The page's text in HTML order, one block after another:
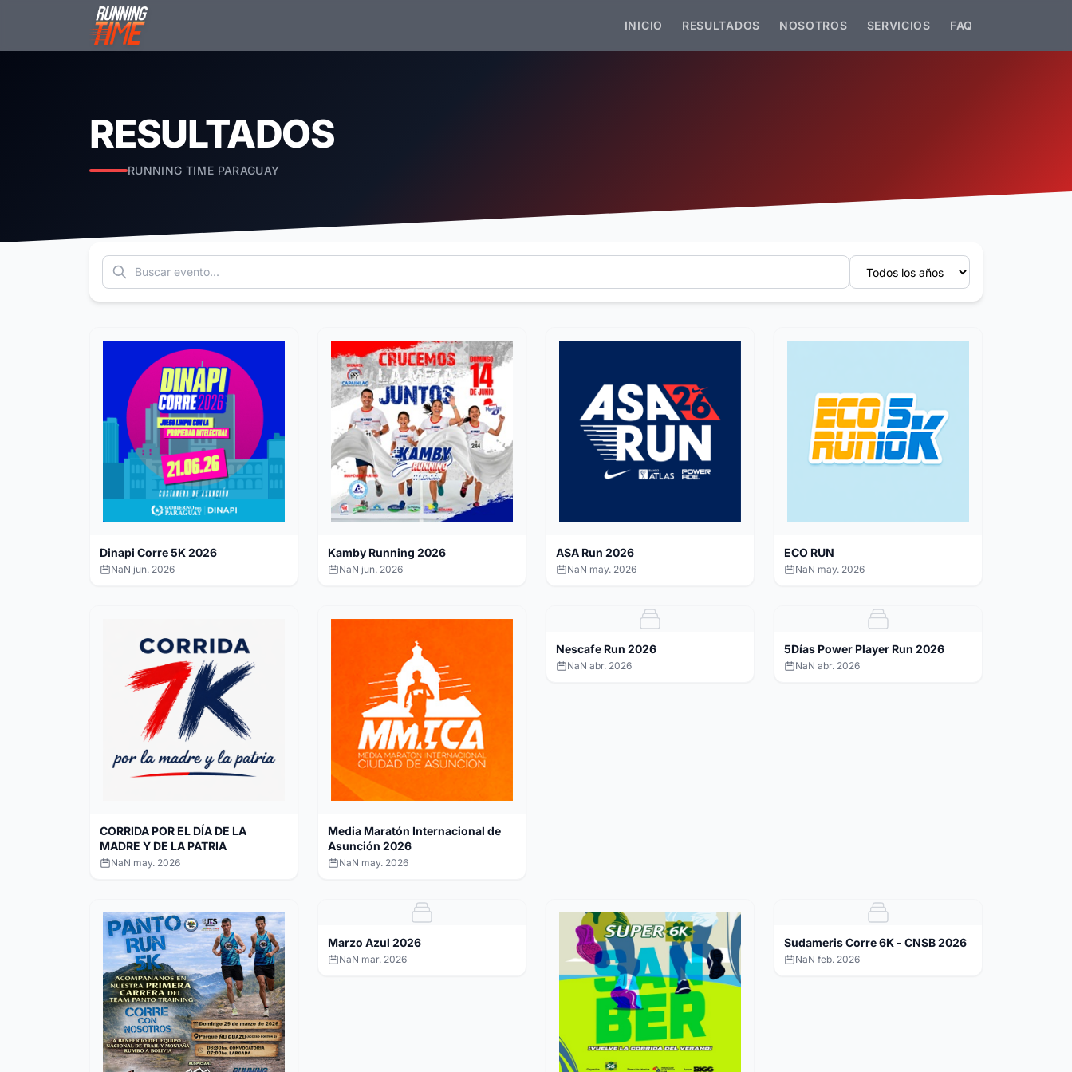
INICIO RESULTADOS NOSOTROS SERVICIOS FAQ
RESULTADOS
RUNNING TIME PARAGUAY
Dinapi Corre 5K 2026
NaN jun. 2026
Kamby Running 2026
NaN jun. 2026
ASA Run 2026
NaN may. 2026
ECO RUN
NaN may. 2026
CORRIDA POR EL DÍA DE LA
MADRE Y DE LA PATRIA
NaN may. 2026
Media Maratón Internacional de
Asunción 2026
NaN may. 2026
Nescafe Run 2026
NaN abr. 2026
5Días Power Player Run 2026
NaN abr. 2026
Marzo Azul 2026
NaN mar. 2026
Sudameris Corre 6K - CNSB 2026
NaN feb. 2026